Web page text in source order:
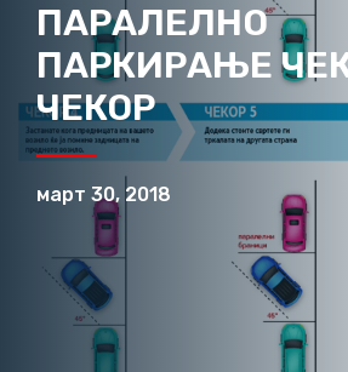
ПАРАЛЕЛНО
ПАРКИРАЊЕ
ЧЕКОР
март 30, 2018